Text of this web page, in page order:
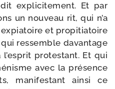
dit expli­ci­te­ment. Et par
un nou­veau rit, qui n’a
et pro­pi­tia­toire
res­semble davan­tage
pro­tes­tant. Et qui
avec la pré­sence
mani­fes­tant ain­si ce